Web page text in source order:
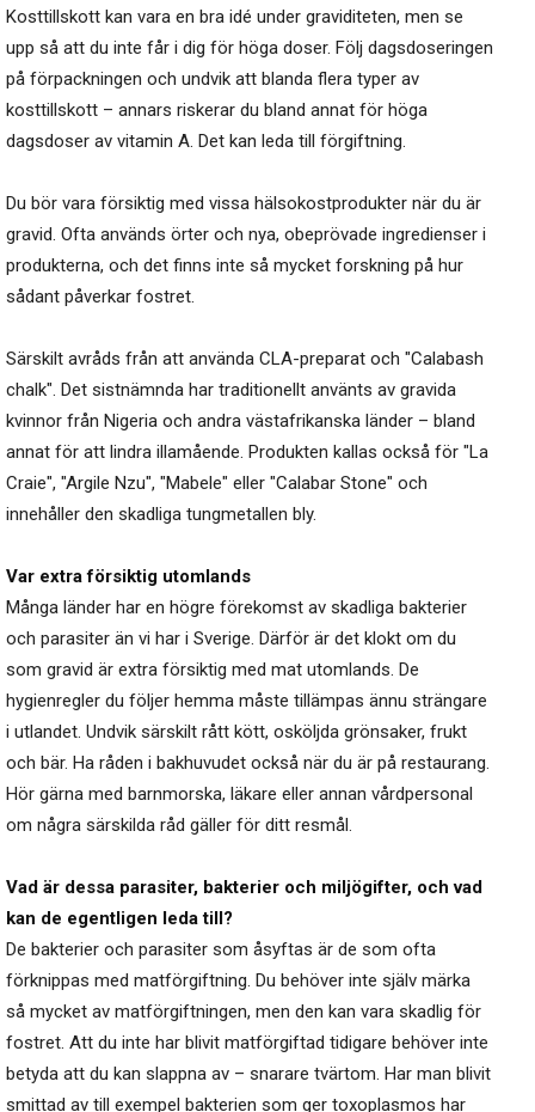
Kosttillskott kan vara en bra idé under graviditeten, men se
upp så att du inte får i dig för höga doser. Följ dagsdoseringen
på förpackningen och undvik att blanda flera typer av
kosttillskott – annars riskerar du bland annat för höga
dagsdoser av vitamin A. Det kan leda till förgiftning.
Du bör vara försiktig med vissa hälsokostprodukter när du är
gravid. Ofta används örter och nya, obeprövade ingredienser i
produkterna, och det finns inte så mycket forskning på hur
sådant påverkar fostret.
Särskilt avråds från att använda CLA-preparat och "Calabash
chalk". Det sistnämnda har traditionellt använts av gravida
kvinnor från Nigeria och andra västafrikanska länder – bland
annat för att lindra illamående. Produkten kallas också för "La
Craie", "Argile Nzu", "Mabele" eller "Calabar Stone" och
innehåller den skadliga tungmetallen bly.
Var extra försiktig utomlands
Många länder har en högre förekomst av skadliga bakterier
och parasiter än vi har i Sverige. Därför är det klokt om du
som gravid är extra försiktig med mat utomlands. De
hygienregler du följer hemma måste tillämpas ännu strängare
i utlandet. Undvik särskilt rått kött, osköljda grönsaker, frukt
och bär. Ha råden i bakhuvudet också när du är på restaurang.
Hör gärna med barnmorska, läkare eller annan vårdpersonal
om några särskilda råd gäller för ditt resmål.
Vad är dessa parasiter, bakterier och miljögifter, och vad
kan de egentligen leda till?
De bakterier och parasiter som åsyftas är de som ofta
förknippas med matförgiftning. Du behöver inte själv märka
så mycket av matförgiftningen, men den kan vara skadlig för
fostret. Att du inte har blivit matförgiftad tidigare behöver inte
betyda att du kan slappna av – snarare tvärtom. Har man blivit
smittad av till exempel bakterien som ger toxoplasmos har